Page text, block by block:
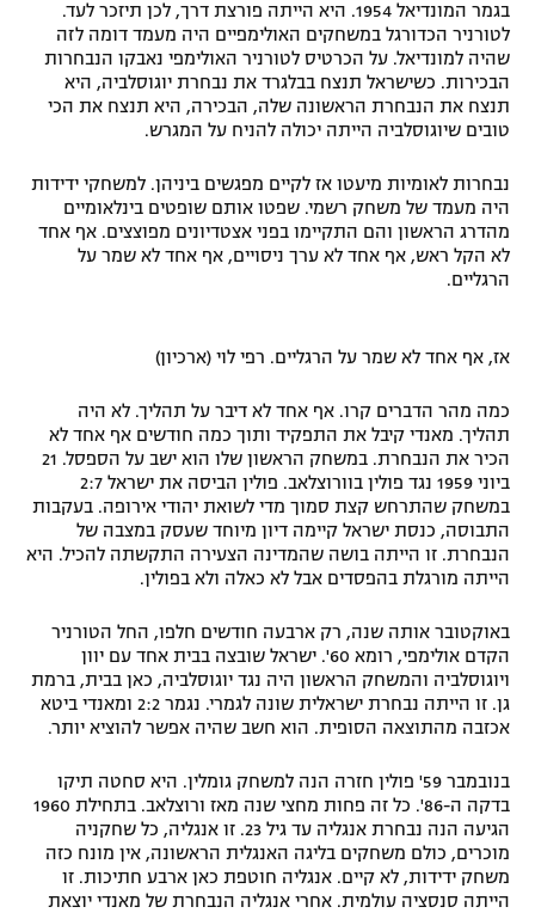
בגמר המונדיאל 1954. היא הייתה פורצת דרך, לכן תיזכר לעד.
לטורניר הכדורגל במשחקים האולימפיים היה מעמד דומה לזה
שהיה למונדיאל. על הכרטיס לטורניר האולימפי נאבקו הנבחרות
הבכירות. כשישראל תנצח בבלגרד את נבחרת יוגוסלביה, היא
תנצח את הנבחרת הראשונה שלה, הבכירה, היא תנצח את הכי
טובים שיוגוסלביה הייתה יכולה להניח על המגרש.
נבחרות לאומיות מיעטו אז לקיים מפגשים ביניהן. למשחקי ידידות
היה מעמד של משחק רשמי. שפטו אותם שופטים בינלאומיים
מהדרג הראשון והם התקיימו בפני אצטדיונים מפוצצים. אף אחד
לא הקל ראש, אף אחד לא ערך ניסויים, אף אחד לא שמר על
הרגליים.
אז, אף אחד לא שמר על הרגליים. רפי לוי (ארכיון)
כמה מהר הדברים קרו. אף אחד לא דיבר על תהליך. לא היה
תהליך. מאנדי קיבל את התפקיד ותוך כמה חודשים אף אחד לא
הכיר את הנבחרת. במשחק הראשון שלו הוא ישב על הספסל. 21
ביוני 1959 נגד פולין בוורוצלאב. פולין הביסה את ישראל 2:7
במשחק שהתרחש קצת סמוך מדי לשואת יהודי אירופה. בעקבות
התבוסה, כנסת ישראל קיימה דיון מיוחד שעסק במצבה של
הנבחרת. זו הייתה בושה שהמדינה הצעירה התקשתה להכיל. היא
הייתה מורגלת בהפסדים אבל לא כאלה ולא בפולין.
באוקטובר אותה שנה, רק ארבעה חודשים חלפו, החל הטורניר
הקדם אולימפי, רומא 60'. ישראל שובצה בבית אחד עם יוון
ויוגוסלביה והמשחק הראשון היה נגד יוגוסלביה, כאן בבית, ברמת
גן. זו הייתה נבחרת ישראלית שונה לגמרי. נגמר 2:2 ומאנדי ביטא
אכזבה מהתוצאה הסופית. הוא חשב שהיה אפשר להוציא יותר.
בנובמבר 59' פולין חזרה הנה למשחק גומלין. היא סחטה תיקו
בדקה ה-86'. כל זה פחות מחצי שנה מאז ורוצלאב. בתחילת 1960
הגיעה הנה נבחרת אנגליה עד גיל 23. זו אנגליה, כל שחקניה
מוכרים, כולם משחקים בליגה האנגלית הראשונה, אין מונח כזה
משחק ידידות, לא קיים. אנגליה חוטפת כאן ארבע חתיכות. זו
הייתה סנסציה עולמית. אחרי אנגליה הנבחרת של מאנדי יוצאת